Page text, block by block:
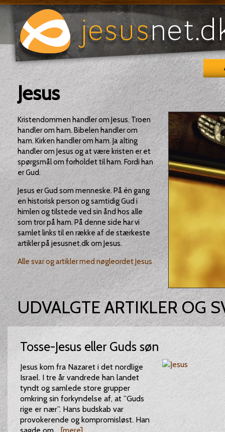
Jesus
Kristendommen handler om Jesus. Troen
handler om ham. Bibelen handler om
ham. Kirken handler om ham. Ja alting
handler om Jesus og at være kristen er et
spørgsmål om forholdet til ham. Fordi han
er Gud.
Jesus er Gud som menneske. På én gang
en historisk person og samtidig Gud i
himlen og tilstede ved sin ånd hos alle
som tror på ham. På denne side har vi
samlet links til en række af de stærkeste
artikler på jesusnet.dk om Jesus.
Alle svar og artikler med nøgleordet Jesus
UDVALGTE ARTIKLER OG
Tosse-Jesus eller Guds søn
Jesus kom fra Nazaret i det nordlige
Israel. I tre år vandrede han landet
tyndt og samlede store grupper
omkring sin forkyndelse af, at ”Guds
rige er nær”. Hans budskab var
provokerende og kompromisløst. Han